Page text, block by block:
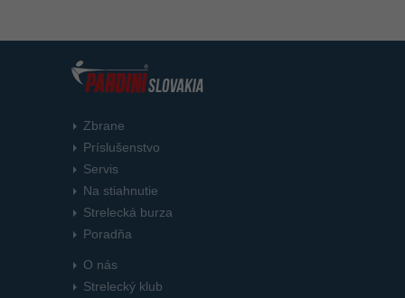
Zbrane
Príslušenstvo
Servis
Na stiahnutie
Strelecká burza
Poradňa
O nás
Strelecký klub